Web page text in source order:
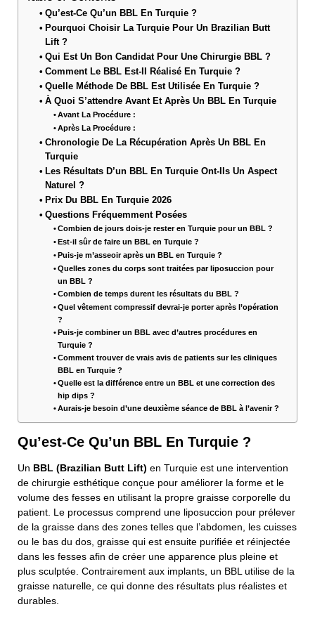
Qu’est-Ce Qu’un BBL En Turquie ?
Pourquoi Choisir La Turquie Pour Un Brazilian Butt
Lift ?
Qui Est Un Bon Candidat Pour Une Chirurgie BBL ?
Comment Le BBL Est-Il Réalisé En Turquie ?
Quelle Méthode De BBL Est Utilisée En Turquie ?
À Quoi S’attendre Avant Et Après Un BBL En Turquie
Avant La Procédure :
Après La Procédure :
Chronologie De La Récupération Après Un BBL En
Turquie
Les Résultats D’un BBL En Turquie Ont-Ils Un Aspect
Naturel ?
Prix Du BBL En Turquie 2026
Questions Fréquemment Posées
Combien de jours dois-je rester en Turquie pour un BBL ?
Est-il sûr de faire un BBL en Turquie ?
Puis-je m’asseoir après un BBL en Turquie ?
Quelles zones du corps sont traitées par liposuccion pour
un BBL ?
Combien de temps durent les résultats du BBL ?
Quel vêtement compressif devrai-je porter après l’opération
?
Puis-je combiner un BBL avec d’autres procédures en
Turquie ?
Comment trouver de vrais avis de patients sur les cliniques
BBL en Turquie ?
Quelle est la différence entre un BBL et une correction des
hip dips ?
Aurais-je besoin d’une deuxième séance de BBL à l’avenir ?
Qu’est-Ce Qu’un BBL En Turquie ?
Un BBL (Brazilian Butt Lift) en Turquie est une intervention
de chirurgie esthétique conçue pour améliorer la forme et le
volume des fesses en utilisant la propre graisse corporelle du
patient. Le processus comprend une liposuccion pour prélever
de la graisse dans des zones telles que l’abdomen, les cuisses
ou le bas du dos, graisse qui est ensuite purifiée et réinjectée
dans les fesses afin de créer une apparence plus pleine et
plus sculptée. Contrairement aux implants, un BBL utilise de la
graisse naturelle, ce qui donne des résultats plus réalistes et
durables.